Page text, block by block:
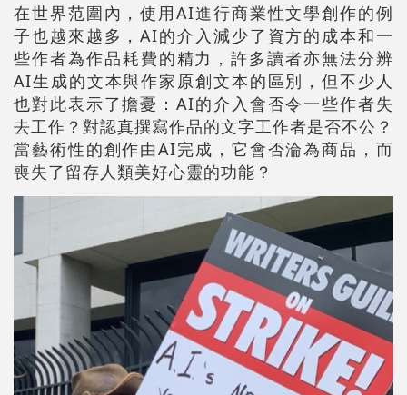
在世界范圍內，使用AI進行商業性文學創作的例
子也越來越多，AI的介入減少了資方的成本和一
些作者為作品耗費的精力，許多讀者亦無法分辨
AI生成的文本與作家原創文本的區別，但不少人
也對此表示了擔憂：AI的介入會否令一些作者失
去工作？對認真撰寫作品的文字工作者是否不公？
當藝術性的創作由AI完成，它會否淪為商品，而
喪失了留存人類美好心靈的功能？